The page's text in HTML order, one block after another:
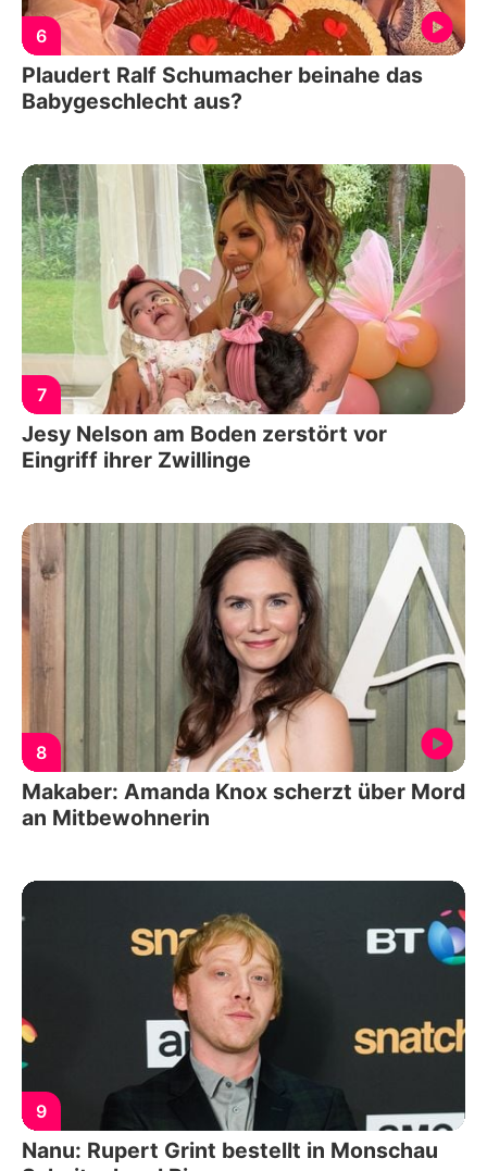
6
Plaudert Ralf Schumacher beinahe das
Babygeschlecht aus?
7
Jesy Nelson am Boden zerstört vor
Eingriff ihrer Zwillinge
8
Makaber: Amanda Knox scherzt über Mord
an Mitbewohnerin
9
Nanu: Rupert Grint bestellt in Monschau